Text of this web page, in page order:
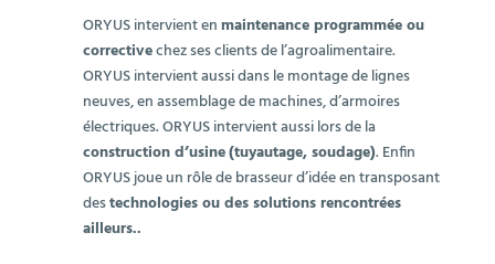
ORYUS intervient enmaintenance programmée ou
correctivechez ses clients de l’agroalimentaire.
ORYUS intervient aussi dans le montage de lignes
neuves, en assemblage de machines, d’armoires
électriques. ORYUS intervient aussi lors de la
construction d’usine(tuyautage, soudage). Enfin
ORYUS joue un rôle de brasseur d’idée en transposant
destechnologies ou des solutions rencontrées
ailleurs..